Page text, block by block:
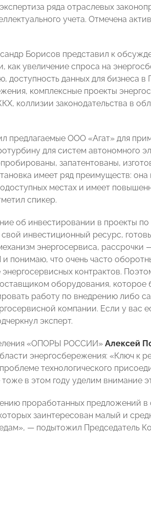
ряда отраслевых
учета. Отмечена
Борисов представил к
как увеличение спроса на
данных для бизнеса в
комплексные проекты
коллизии законодательства в
предлагаемые ООО «Агат» для
для систем автономного
запатентованы,
имеет ряд преимуществ: она
местах и имеет
спикер.
об инвестировании в проекты
инвестиционный ресурс,
энергосервиса, рассрочки
что очень часто
контрактов.
оборудования, которое
работу по внедрению либо
компании. Если у вас
эксперт.
«ОПОРЫ РОССИИ» Алексей
энергосбережения: «Ключ к
технологического
в этом году уделим внимание
проработанных предложений в
заинтересован малый и
— подытожил Председатель